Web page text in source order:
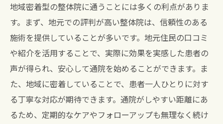
地域密着型の整体院に通うことには多くの利点がありま
す。まず、地元での評判が高い整体院は、信頼性のある
施術を提供していることが多いです。地元住民の口コミ
や紹介を活用することで、実際に効果を実感した患者の
声が得られ、安心して通院を始めることができます。ま
た、地域に密着していることで、患者一人ひとりに対す
る丁寧な対応が期待できます。通院がしやすい距離にあ
るため、定期的なケアやフォローアップも無理なく続け